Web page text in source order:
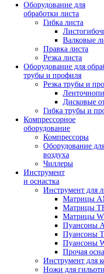
Оборудование для
обработки листа
Гибка листа
Валковые
Правка листа
Резка листа
Оборудование для
трубы и профиля
Резка трубы и
Дисковые
Гибка трубы и
Компрессорное
оборудование
Компрессоры
Оборудование
воздуха
Чиллеры
Инструмент
и оснастка
Инструмент для
Матрицы
Матрицы
Матрицы
Пуансоны
Пуансоны
Пуансоны
Прочая
Инструмент для
Ножи для